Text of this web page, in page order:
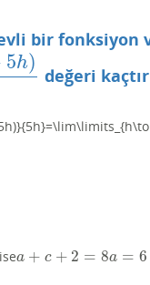
bir fonksiyon
5h)
değeri
isea + c + 2 = 8
a+c+ 2=8 a = 6
a=6− c